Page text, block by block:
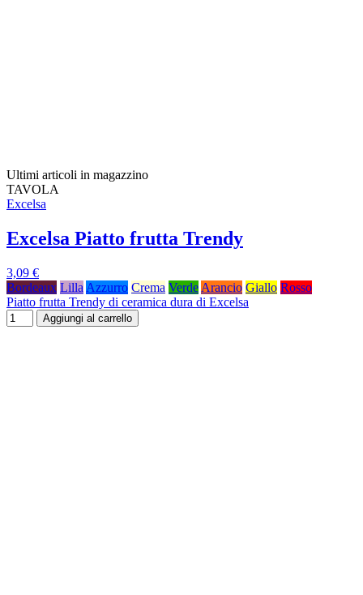
Ultimi articoli in magazzino
TAVOLA
Excelsa
Excelsa Piatto frutta Trendy
3,09 €
Bordeaux Lilla Azzurro Crema Verde Arancio Giallo Rosso
Piatto frutta Trendy di ceramica dura di Excelsa
Aggiungi al carrello